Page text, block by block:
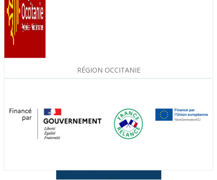
RÉGION OCCITANIE